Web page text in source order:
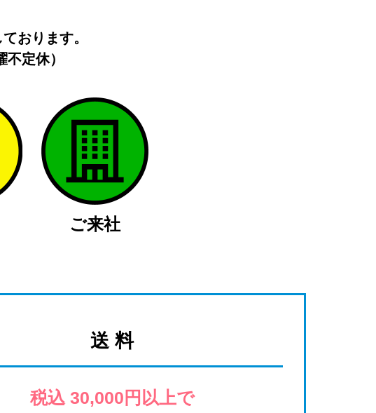
おります。
定休）
ご来社
送 料
税込 30,000円以上で